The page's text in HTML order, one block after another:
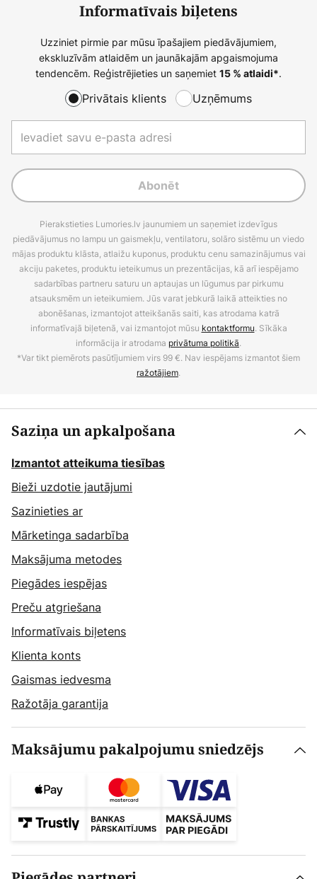
Informatīvais biļetens
Uzziniet pirmie par mūsu īpašajiem piedāvājumiem,
ekskluzīvām atlaidēm un jaunākajām apgaismojuma
tendencēm. Reģistrējieties un saņemiet 15 % atlaidi*.
Privātais klients Uzņēmums
Abonēt
Pierakstieties Lumories.lv jaunumiem un saņemiet izdevīgus
piedāvājumus no lampu un gaismekļu, ventilatoru, solāro sistēmu un viedo
mājas produktu klāsta, atlaižu kuponus, produktu cenu samazinājumus vai
akciju paketes, produktu ieteikumus un prezentācijas, kā arī iespējamo
sadarbības partneru saturu un aptaujas un lūgumus par pirkumu
atsauksmēm un ieteikumiem. Jūs varat jebkurā laikā atteikties no
abonēšanas, izmantojot atteikšanās saiti, kas atrodama katrā
informatīvajā biļetenā, vai izmantojot mūsu kontaktformu. Sīkāka
informācija ir atrodama privātuma politikā.
*Var tikt piemērots pasūtījumiem virs 99 €. Nav iespējams izmantot šiem
ražotājiem.
Saziņa un apkalpošana
Izmantot atteikuma tiesības
Bieži uzdotie jautājumi
Sazinieties ar
Mārketinga sadarbība
Maksājuma metodes
Piegādes iespējas
Preču atgriešana
Informatīvais biļetens
Klienta konts
Gaismas iedvesma
Ražotāja garantija
Maksājumu pakalpojumu sniedzējs